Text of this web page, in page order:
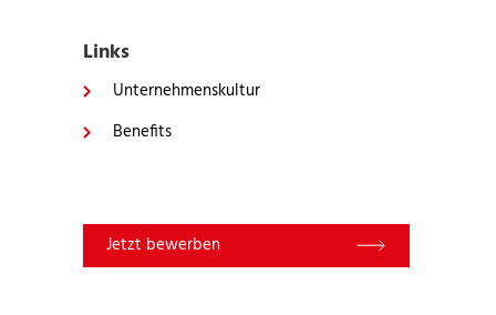
Links
Unternehmenskultur
Benefits
Jetzt bewerben